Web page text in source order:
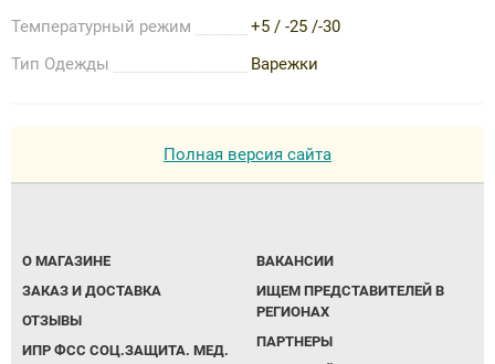
Температурный режим
+5 / -25 /-30
Тип Одежды
Варежки
Полная версия сайта
О МАГАЗИНЕ
ЗАКАЗ И ДОСТАВКА
ОТЗЫВЫ
ИПР ФСС СОЦ.ЗАЩИТА. МЕД.
ВАКАНСИИ
ИЩЕМ ПРЕДСТАВИТЕЛЕЙ В
РЕГИОНАХ
ПАРТНЕРЫ